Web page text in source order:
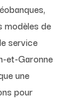
modèles de
service
et-Garonne
une
pour